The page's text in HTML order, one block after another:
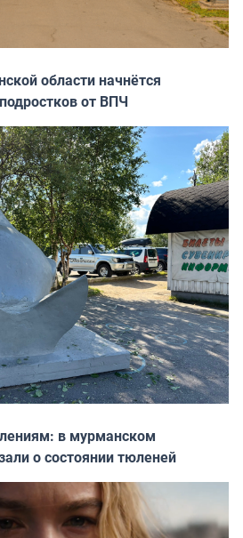
области начнётся
от ВПЧ
в мурманском
о состоянии тюленей